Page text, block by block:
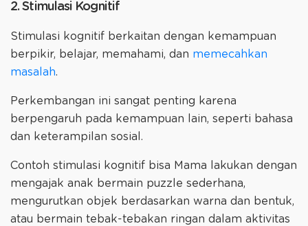
2. Stimulasi Kognitif
Stimulasi kognitif berkaitan dengan kemampuan
berpikir, belajar, memahami, dan memecahkan
masalah.
Perkembangan ini sangat penting karena
berpengaruh pada kemampuan lain, seperti bahasa
dan keterampilan sosial.
Contoh stimulasi kognitif bisa Mama lakukan dengan
mengajak anak bermain puzzle sederhana,
mengurutkan objek berdasarkan warna dan bentuk,
atau bermain tebak-tebakan ringan dalam aktivitas